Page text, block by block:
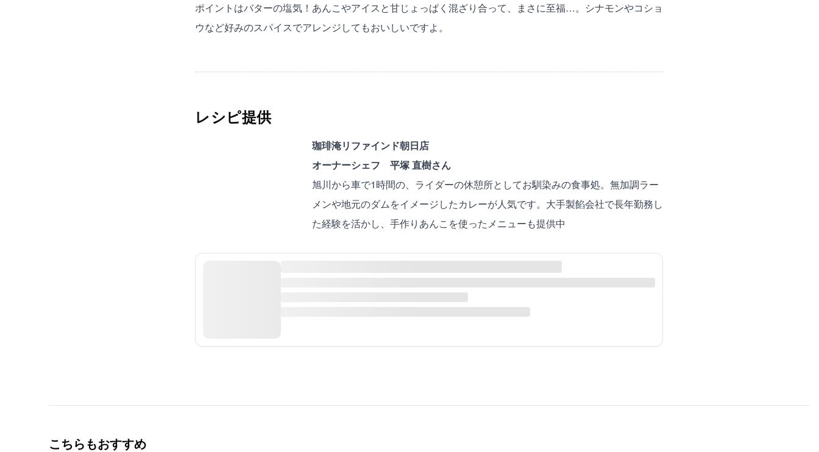
ポイントはバターの塩気！あんこやアイスと甘じょっぱく混ざり合って、まさに至福…。シナモンやコショ
ウなど好みのスパイスでアレンジしてもおいしいですよ。
レシピ提供
珈琲淹リファインド朝日店
オーナーシェフ 平塚 直樹さん
旭川から車で1時間の、ライダーの休憩所としてお馴染みの食事処。無加調ラー
メンや地元のダムをイメージしたカレーが人気です。大手製餡会社で長年勤務し
た経験を活かし、手作りあんこを使ったメニューも提供中
こちらもおすすめ